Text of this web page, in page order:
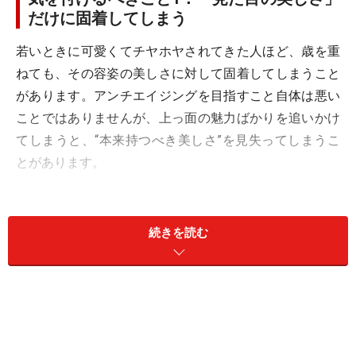
だけに固着してしまう
若いときに可愛くてチヤホヤされてきた人ほど、歳を重
ねても、その容姿の美しさに対して固着してしまうこと
があります。アンチエイジングを目指すこと自体は悪い
ことではありませんが、上っ面の魅力ばかりを追いかけ
てしまうと、“本来持つべき美しさ”を見失ってしまうこ
とがあります。
け出すことは大切です。「若い」と思われたがっている
と、若い容姿にこだわってしまいますが、もし「年相
続きを読む